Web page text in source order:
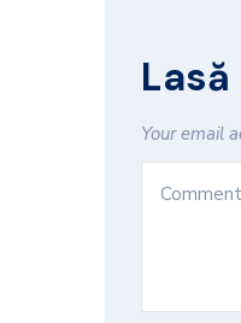
Your email